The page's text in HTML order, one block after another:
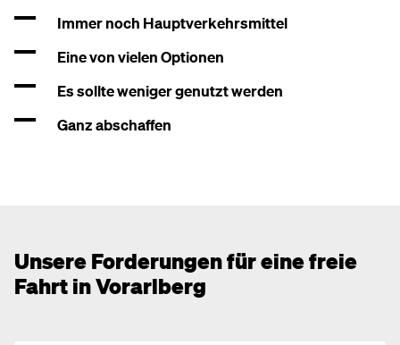
Immer noch Hauptverkehrsmittel
Eine von vielen Optionen
Es sollte weniger genutzt werden
Ganz abschaffen
Unsere Forderungen für eine freie
Fahrt in Vorarlberg